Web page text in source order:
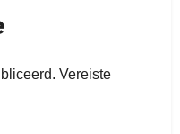
Vereiste